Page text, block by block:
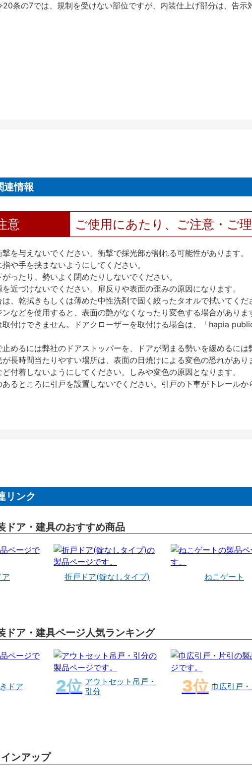
20条の7では、規制を受けない部位ですが、内装仕上げ部分は、
連情報
意 ご使用にあたり、ご注意・ご
を与えないでください。衝撃で採光部が割れる可能性があります。
や手を挟まないようにしてください。
ったり、勢いよく閉めたりしないでください。
近づけないでください。扉反りや表面の歪みの原因になります。
、乾拭きもしくは薄めた中性洗剤で固く絞ったタオルで拭いてくだ
などを使用すると、表面の艶がなくなったり変色する場合がありま
付けできません。ドアクローザーを取付ける場合は、「hapia
めるには弊社のドアストッパーを、ドアが閉まる勢いを緩めるには
長時間当たりやすい場所は、表面の日焼けによる変色の恐れがあ
付着しないようにしてください。しみや変色の原因となります。
るところに引戸を設置しないでください。引戸の下車が下レールか
リンク
ドア・建具のおすすめ商品
ア 折戸ドア(錠なしタイプ)
ねこゲート
ドア・建具ページ人気ランキング
ドア
アウトセット吊戸・
引分
巾広引戸・
ンアップ